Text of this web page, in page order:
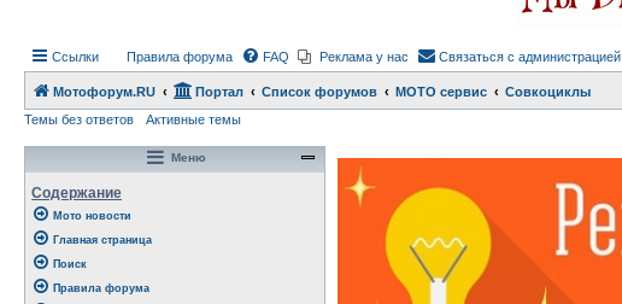
Ссылки Правила форума FAQ Реклама у нас Связаться с администрацией
Мотофорум.RU Портал Список форумов МОТО сервис
Совкоциклы
Темы без ответов
Активные темы
Меню
Содержание
Мото новости
Главная страница
Поиск
Правила форума